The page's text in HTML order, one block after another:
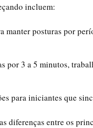
incluem:
manter posturas por
por 3 a 5 minutos,
para iniciantes que
diferenças entre os